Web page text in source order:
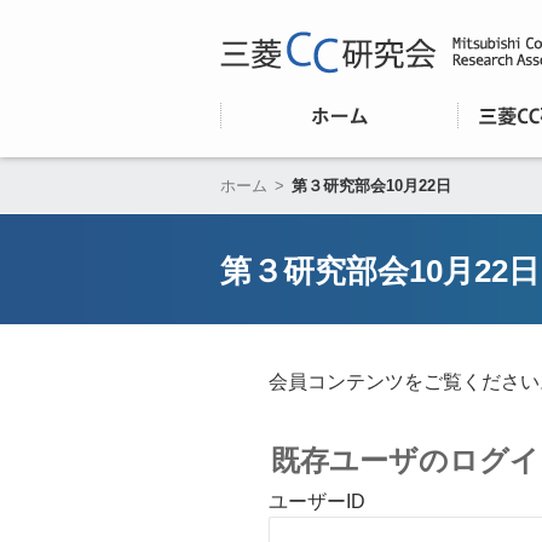
ホーム > 第３研究部会10月22日
第３研究部会10月22日
会員コンテンツをご覧くださ
既存ユーザのログ
ユーザーID